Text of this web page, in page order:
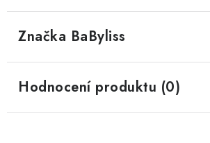
Značka BaByliss
Hodnocení produktu (0)